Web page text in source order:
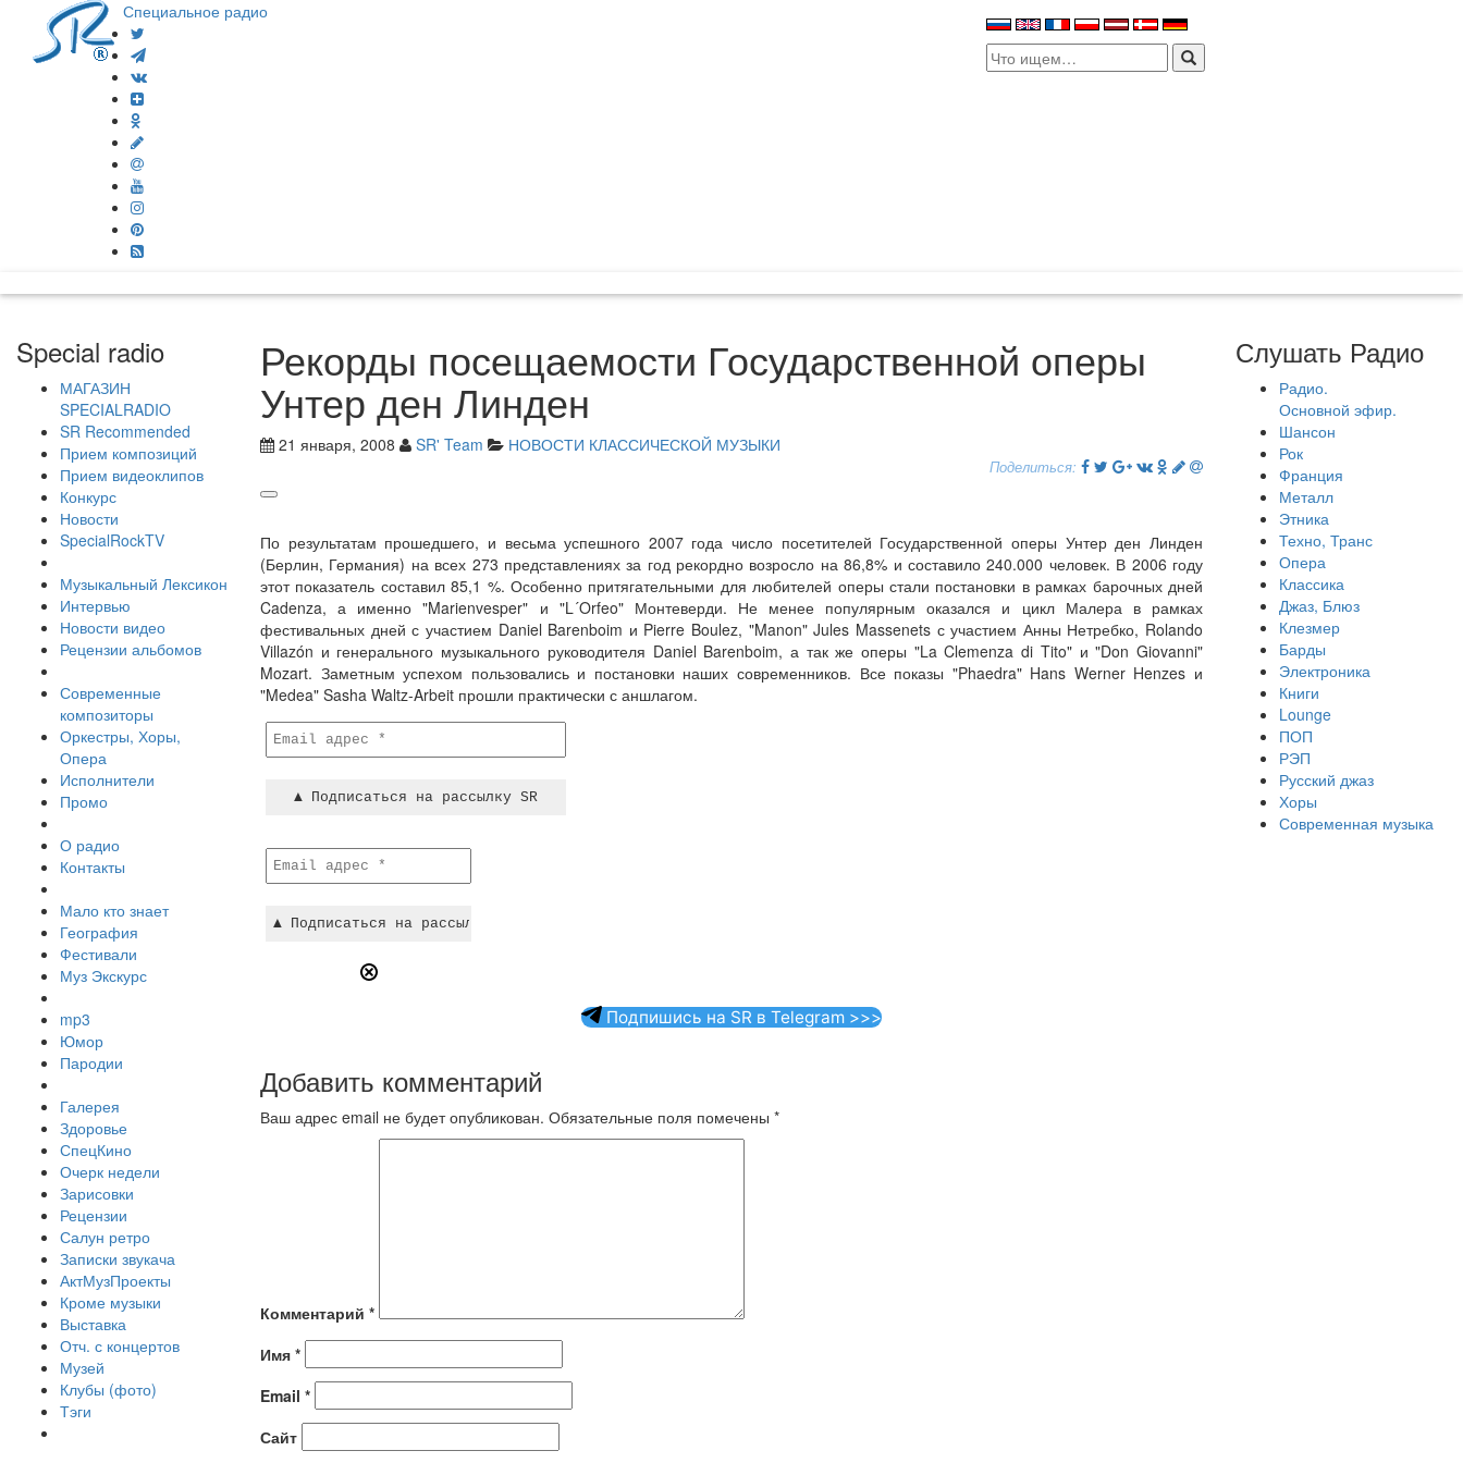
Специальное радио
Search
for:
Special radio
МАГАЗИН
SPECIALRADIO
SR Recommended
Прием композиций
Прием видеоклипов
Конкурс
Новости
SpecialRockTV
Музыкальный Лексикон
Интервью
Новости видео
Рецензии альбомов
Современные
композиторы
Оркестры, Хоры,
Опера
Исполнители
Промо
О радио
Контакты
Мало кто знает
География
Фестивали
Муз Экскурс
mp3
Юмор
Пародии
Галерея
Здоровье
СпецКино
Очерк недели
Зарисовки
Рецензии
Салун ретро
Записки звукача
АктМузПроекты
Кроме музыки
Выставка
Отч. с концертов
Музей
Клубы (фото)
Тэги
Рекорды посещаемости Государственной оперы
Унтер ден Линден
21 января, 2008 SR' Team НОВОСТИ КЛАССИЧЕСКОЙ МУЗЫКИ
Поделиться:
По результатам прошедшего, и весьма успешного 2007 года число посетителей Государственной оперы Унтер ден Линден
(Берлин, Германия) на всех 273 представлениях за год рекордно возросло на 86,8% и составило 240.000 человек. В 2006 году
этот показатель составил 85,1 %. Особенно притягательными для любителей оперы стали постановки в рамках барочных дней
Cadenza, а именно "Marienvesper" и "L´Orfeo" Монтеверди. Не менее популярным оказался и цикл Малера в рамках
фестивальных дней с участием Daniel Barenboim и Pierre Boulez, "Manon" Jules Massenets с участием Анны Нетребко, Rolando
Villazón и генерального музыкального руководителя Daniel Barenboim, а так же оперы "La Clemenza di Tito" и "Don Giovanni"
Mozart. Заметным успехом пользовались и постановки наших современников. Все показы "Phaedra" Hans Werner Henzes и
"Medea" Sasha Waltz-Arbeit прошли практически с аншлагом.
Подпишись на SR в Telegram >>>
Добавить комментарий
Ваш адрес email не будет опубликован. Обязательные поля помечены *
Комментарий *
Имя *
Email *
Сайт
Слушать Радио
Радио.
Основной эфир.
Шансон
Рок
Франция
Металл
Этника
Техно, Транс
Опера
Классика
Джаз, Блюз
Клезмер
Барды
Электроника
Книги
Lounge
ПОП
РЭП
Русский джаз
Хоры
Современная музыка